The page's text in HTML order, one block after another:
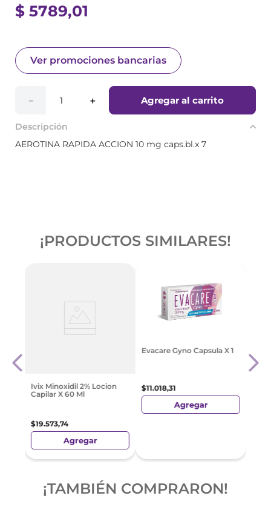
$ 5789,01
Ver promociones bancarias
＋
－ Agregar al carrito
Descripción
AEROTINA RAPIDA ACCION 10 mg caps.bl.x 7
¡PRODUCTOS SIMILARES!
Ivix Minoxidil 2% Locion
Capilar X 60 Ml
$19.573,74
Agregar
Evacare Gyno Capsula X 1
$11.018,31
Agregar
¡TAMBIÉN COMPRARON!